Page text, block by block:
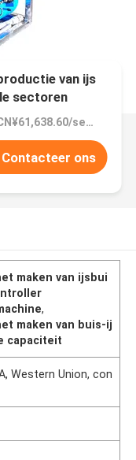
van ijs
sectoren
Prijs：CN¥61,638.60/sets 1-4 sets
Contacteer ons
maken van ijsbui
,
maken van buis-ij
capaciteit
Western Union, con